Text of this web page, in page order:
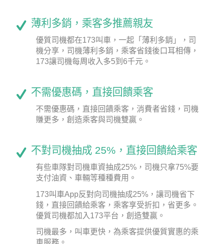
薄利多銷，乘客多推薦親友
優質司機都在173叫車，一起「薄利多銷」，司
機分享，司機薄利多銷，乘客省錢後口耳相傳，
173讓司機每周收入多5到6千元。
不需優惠碼，直接回饋乘客
不需優惠碼，直接回饋乘客，消費者省錢，司機
賺更多，創造乘客與司機雙贏。
不對司機抽成 25%，直接回饋給乘客
有些車隊對司機車資抽成25%，司機只拿75%要
支付油資、車輛等種種費用。
173叫車App反對向司機抽成25%，讓司機省下
錢，直接回饋給乘客，乘客享受折扣，省更多。
優質司機都加入173平台，創造雙贏。
司機最多，叫車更快，為乘客提供優質實惠的乘
車服務。